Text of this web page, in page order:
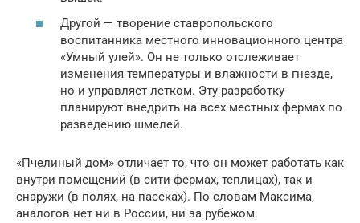
Другой — творение ставропольского
воспитанника местного инновационного центра
«Умный улей». Он не только отслеживает
изменения температуры и влажности в гнезде,
но и управляет летком. Эту разработку
планируют внедрить на всех местных фермах по
разведению шмелей.
«Пчелиный дом» отличает то, что он может работать как
внутри помещений (в сити-фермах, теплицах), так и
снаружи (в полях, на пасеках). По словам Максима,
аналогов нет ни в России, ни за рубежом.